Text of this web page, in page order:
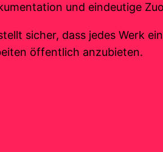
und eindeutige
sicher, dass jedes Werk
öffentlich anzubieten.